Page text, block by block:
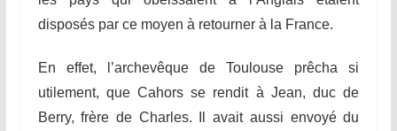
disposés par ce moyen à retourner à la France.
En effet, l’archevêque de Toulouse prêcha si
utilement, queCahors se rendit à Jean, duc de
Berry, frère de Charles. Il avait aussi envoyé du